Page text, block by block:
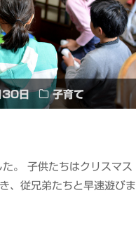
日 子育て
。 子供たちはクリスマス
、従兄弟たちと早速遊びま